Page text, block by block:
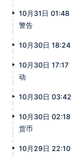
10月31日 01:48
警告
10月30日 18:24
10月30日 17:17
动
10月30日 03:42
10月30日 02:18
货币
10月29日 22:10